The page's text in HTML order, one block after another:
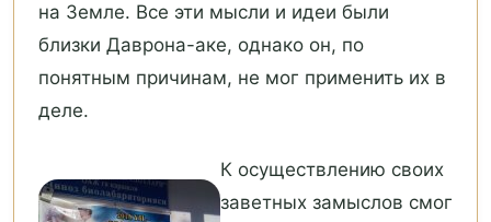
на Земле. Все эти мысли и идеи были
близки Даврона-аке, однако он, по
понятным причинам, не мог применить их в
деле.
К осуществлению своих
заветных замыслов смог